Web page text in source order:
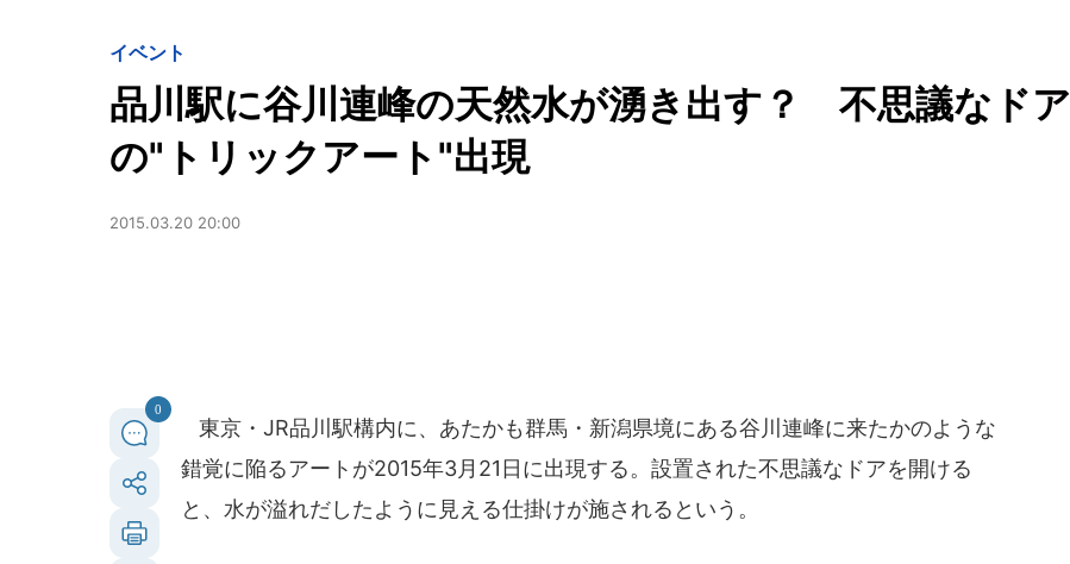
イベント
品川駅に谷川連峰の天然水が湧き出す？ 不思議なドア
の"トリックアート"出現
2015.03.20 20:00
0
東京・JR品川駅構内に、あたかも群馬・新潟県境にある谷川連峰に来たかのような
錯覚に陥るアートが2015年3月21日に出現する。設置された不思議なドアを開ける
と、水が溢れだしたように見える仕掛けが施されるという。